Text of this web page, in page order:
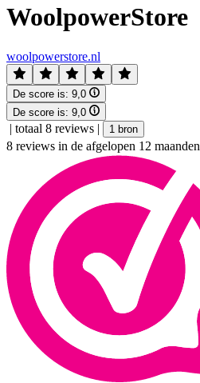
WoolpowerStore
woolpowerstore.nl
De score is: 9,0
De score is: 9,0
| totaal 8 reviews | 1 bron
8 reviews in de afgelopen 12 maanden